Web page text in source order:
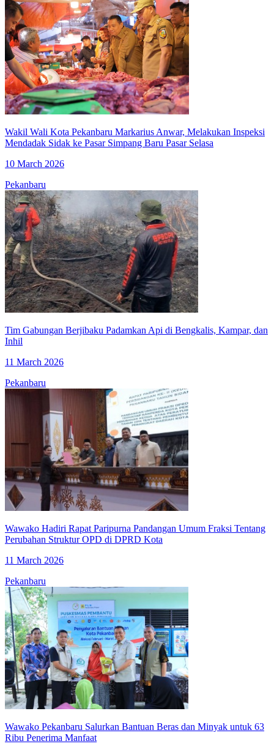
Wakil Wali Kota Pekanbaru Markarius Anwar, Melakukan Inspeksi
Mendadak Sidak ke Pasar Simpang Baru Pasar Selasa
10 March 2026
Pekanbaru
Tim Gabungan Berjibaku Padamkan Api di Bengkalis, Kampar, dan
Inhil
11 March 2026
Pekanbaru
Wawako Hadiri Rapat Paripurna Pandangan Umum Fraksi Tentang
Perubahan Struktur OPD di DPRD Kota
11 March 2026
Pekanbaru
Wawako Pekanbaru Salurkan Bantuan Beras dan Minyak untuk 63
Ribu Penerima Manfaat